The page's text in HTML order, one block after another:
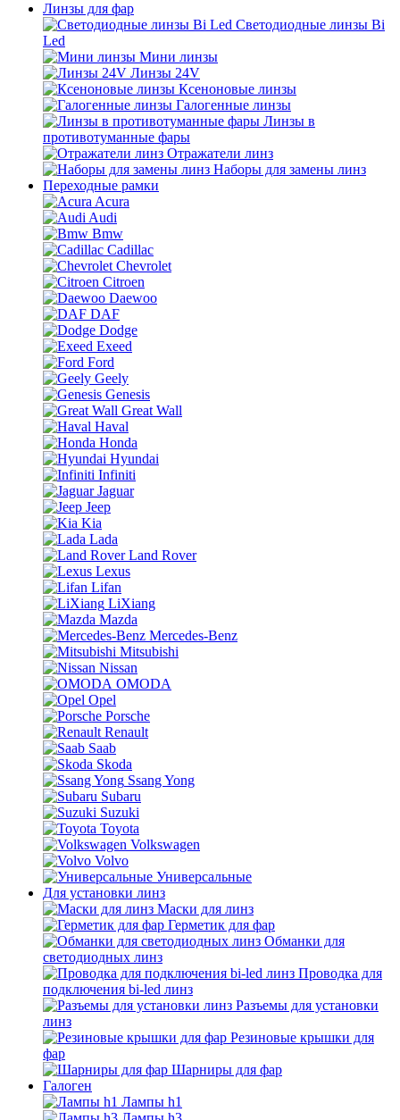
Линзы для фар
Светодиодные линзы Bi
Led
Мини линзы
Линзы 24V
Ксеноновые линзы
Галогенные линзы
Линзы в
противотуманные фары
Отражатели линз
Наборы для замены линз
Переходные рамки
Acura
Audi
Bmw
Cadillac
Chevrolet
Citroen
Daewoo
DAF
Dodge
Exeed
Ford
Geely
Genesis
Great Wall
Haval
Honda
Hyundai
Infiniti
Jaguar
Jeep
Kia
Lada
Land Rover
Lexus
Lifan
LiXiang
Mazda
Mercedes-Benz
Mitsubishi
Nissan
OMODA
Opel
Porsche
Renault
Saab
Skoda
Ssang Yong
Subaru
Suzuki
Toyota
Volkswagen
Volvo
Универсальные
Для установки линз
Маски для линз
Герметик для фар
Обманки для
светодиодных линз
Проводка для
подключения bi-led линз
Разъемы для установки
линз
Резиновые крышки для
фар
Шарниры для фар
Галоген
Лампы h1